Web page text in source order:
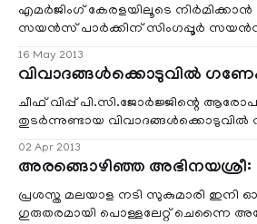
ലോകോത്തരനിലവാരമുള്ളതാണെന്നും
വന്നതിനുശേഷമാണ് തനിക്കത്
എമര്‍ജിംഗ് കേരളയിലൂടെ നിര്‍മിക്കാന്‍
സയന്‍സ് പാര്‍ക്കിന് സിംഗപ്പൂര്‍ സയന്‍സ്
മോഡല്‍ നല്‍കും. തലസ്ഥാനത്ത്
വെയിലൂരില്‍ 260 ഏക്കര്‍ സ്ഥലത്താണ്
നിര്‍മാണം നടത്താന്‍ ഉദ്ദേശിക്കുന്നത്.
16 May 2013
വിവാദങ്ങള്‍ക്കൊടുവില്‍ ഗണേഷ്‌
ചീഫ്‌ വിപ്പ്‌ പി.സി.ജോര്‍ജ്ജിന്റെ
തുടര്‍ന്നുണ്ടായ വിവാദങ്ങള്‍ക്കൊടുവില്‍
കെ.ബി.ഗണേഷ്‌ കുമാര്‍ രാജി വച്ചു.
02 Apr 2013
അരങ്ങൊഴിഞ്ഞ അഭിനയശ്രീ:
പ്രശസ്ത മലയാള നടി സുകുമാരി ഇനി
ഗുരുതരമായി പൊള്ളലേറ്റ്‌ ചെന്നൈ